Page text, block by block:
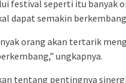
festival seperti itu banyak
dapat semakin
orang akan tertarik
ungkapnya.
tentang pentingnya